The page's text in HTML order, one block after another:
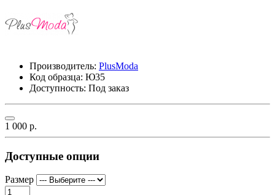
Производитель: PlusModa
Код образца: Ю35
Доступность: Под заказ
1 000 р.
Доступные опции
Размер